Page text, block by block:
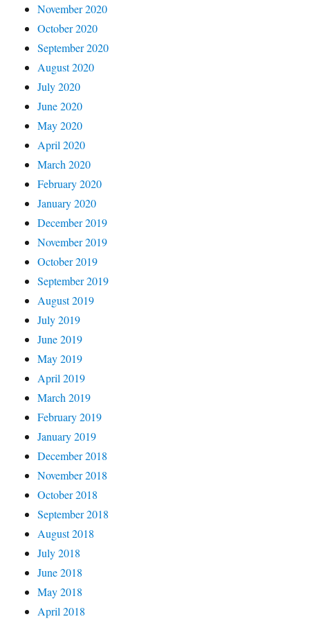
November 2020
October 2020
September 2020
August 2020
July 2020
June 2020
May 2020
April 2020
March 2020
February 2020
January 2020
December 2019
November 2019
October 2019
September 2019
August 2019
July 2019
June 2019
May 2019
April 2019
March 2019
February 2019
January 2019
December 2018
November 2018
October 2018
September 2018
August 2018
July 2018
June 2018
May 2018
April 2018